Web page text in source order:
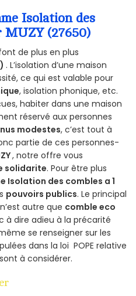
Isolation des
MUZY (27650)
de plus en plus
. L’isolation d’une maison
ce qui est valable pour
, isolation phonique, etc.
habiter dans une maison
réservé aux personnes
modestes, c’est tout à
partie de ces personnes-
, notre offre vous
solidarite. Pour être plus
Isolation des combles a 1
pouvoirs publics. Le principal
autre que comble eco
à dire adieu à la précarité
se renseigner sur les
dans la loi POPE relative
à considérer.